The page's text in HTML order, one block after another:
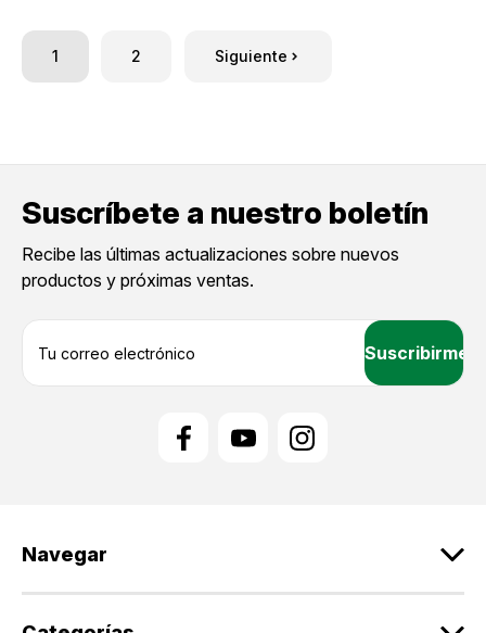
1 2 Siguiente
Suscríbete a nuestro boletín
Recibe las últimas actualizaciones sobre nuevos
productos y próximas ventas.
e
r
Navegar